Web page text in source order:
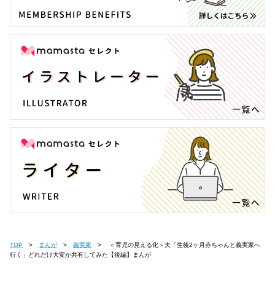
TOP まんが 義実家
行く」どれだけ大変か共有してみた【後編】まんが